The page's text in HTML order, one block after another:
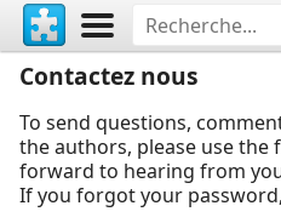
Contactez nous
To send questions,
the authors, please use the
forward to hearing from
If you forgot your